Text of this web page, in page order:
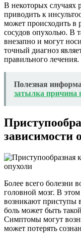
В некоторых случаях
приводить к
может происходить в
сосудов опухолью. В
внезапно и могут
точный диагноз
правильного лечения.
Полезная
затылка причина
зависимости
Более всего болезни
головной мозг. В этом
возникают приступы
боль может быть
Симптомы могут
может потерять